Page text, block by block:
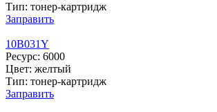
Тип: тонер-картридж
Заправить
10B031Y
Ресурс: 6000
Цвет: желтый
Тип: тонер-картридж
Заправить